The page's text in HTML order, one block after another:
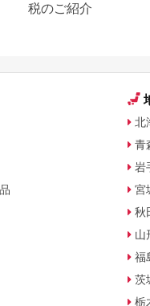
税のご紹介
北
青
岩
宮
秋
山
福
茨
栃